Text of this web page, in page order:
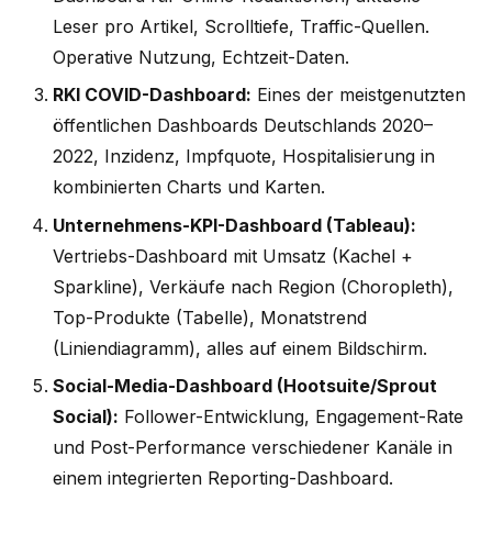
Leser pro Artikel, Scrolltiefe, Traffic-Quellen.
Operative Nutzung, Echtzeit-Daten.
RKI COVID-Dashboard: Eines der meistgenutzten
öffentlichen Dashboards Deutschlands 2020–
2022, Inzidenz, Impfquote, Hospitalisierung in
kombinierten Charts und Karten.
Unternehmens-KPI-Dashboard (Tableau):
Vertriebs-Dashboard mit Umsatz (Kachel +
Sparkline), Verkäufe nach Region (Choropleth),
Top-Produkte (Tabelle), Monatstrend
(Liniendiagramm), alles auf einem Bildschirm.
Social-Media-Dashboard (Hootsuite/Sprout
Social): Follower-Entwicklung, Engagement-Rate
und Post-Performance verschiedener Kanäle in
einem integrierten Reporting-Dashboard.